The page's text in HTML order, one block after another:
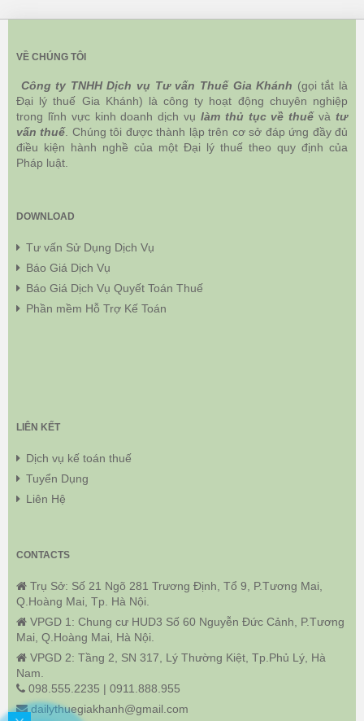
VỀ CHÚNG TÔI
Công ty TNHH Dịch vụ Tư vấn Thuế Gia Khánh (gọi tắt là
Đại lý thuế Gia Khánh) là công ty hoạt động chuyên nghiệp
trong lĩnh vực kinh doanh dịch vụ làm thủ tục về thuếvàtư
vấn thuế. Chúng tôi được thành lập trên cơ sở đáp ứng đầy đủ
điều kiện hành nghề của một Đại lý thuế theo quy định của
Pháp luật.
DOWNLOAD
Tư vấn Sử Dụng Dịch Vụ
Báo Giá Dịch Vụ
Báo Giá Dịch Vụ Quyết Toán Thuế
Phần mềm Hỗ Trợ Kế Toán
LIÊN KẾT
Dịch vụ kế toán thuế
Tuyển Dụng
Liên Hệ
CONTACTS
Trụ Sở: Số 21 Ngõ 281 Trương Định, Tổ 9, P.Tương Mai,
Q.Hoàng Mai, Tp. Hà Nội.
VPGD 1: Chung cư HUD3 Số 60 Nguyễn Đức Cảnh, P.Tương
Mai, Q.Hoàng Mai, Hà Nội.
VPGD 2: Tầng 2, SN 317, Lý Thường Kiệt, Tp.Phủ Lý, Hà
Nam.
098.555.2235 | 0911.888.955
dailythuegiakhanh@gmail.com